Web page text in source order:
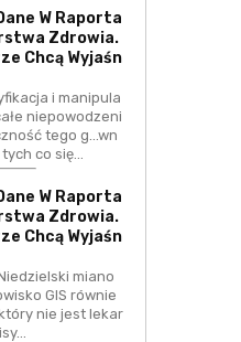
W Raporta
Zdrowia.
Chcą Wyjaśn
i manipula
niepowodzeni
tego g...wn
co się…
W Raporta
Zdrowia.
Chcą Wyjaśn
miano
GIS równie
nie jest lekar